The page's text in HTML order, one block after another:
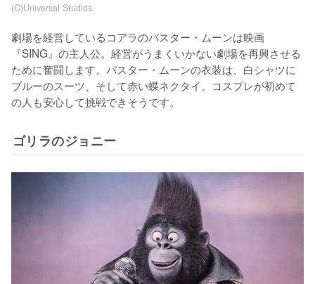
(C)Universal Studios.
劇場を経営しているコアラのバスター・ムーンは映画
『SING』の主人公。経営がうまくいかない劇場を再興させる
ために奮闘します。バスター・ムーンの衣装は、白シャツに
ブルーのスーツ、そして赤い蝶ネクタイ。コスプレが初めて
の人も安心して挑戦できそうです。
ゴリラのジョニー